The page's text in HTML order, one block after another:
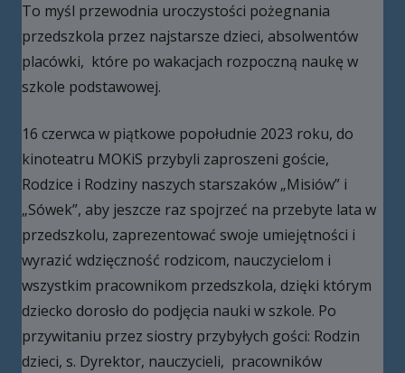
To myśl przewodnia uroczystości pożegnania
przedszkola przez najstarsze dzieci, absolwentów
placówki, które po wakacjach rozpoczną naukę w
szkole podstawowej.
16 czerwca w piątkowe popołudnie 2023 roku, do
kinoteatru MOKiS przybyli zaproszeni goście,
Rodzice i Rodziny naszych starszaków „Misiów” i
„Sówek”, aby jeszcze raz spojrzeć na przebyte lata w
przedszkolu, zaprezentować swoje umiejętności i
wyrazić wdzięczność rodzicom, nauczycielom i
wszystkim pracownikom przedszkola, dzięki którym
dziecko dorosło do podjęcia nauki w szkole. Po
przywitaniu przez siostry przybyłych gości: Rodzin
dzieci, s. Dyrektor, nauczycieli, pracowników